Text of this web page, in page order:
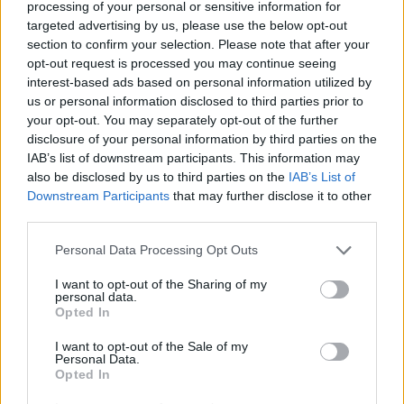
processing of your personal or sensitive information for
targeted advertising by us, please use the below opt-out
section to confirm your selection. Please note that after your
opt-out request is processed you may continue seeing
interest-based ads based on personal information utilized by
us or personal information disclosed to third parties prior to
your opt-out. You may separately opt-out of the further
disclosure of your personal information by third parties on the
IAB’s list of downstream participants. This information may
also be disclosed by us to third parties on the IAB’s List of
Downstream Participants that may further disclose it to other
Personal Data Processing Opt Outs
I want to opt-out of the Sharing of my
personal data.
Opted In
I want to opt-out of the Sale of my
Personal Data.
Opted In
Μύτικα
Οικισμός
Μεγάλης
Άδας
Οικισμός
Ιάμπολης
Οικισμός
Τυχηρού
Καρυδιάς
Οικισμός
Συμβόλων
Η Υπεύθυνη Δήλωση του άρθρου 8, παρ.1 του Ν.1599/86, θα είναι
ως προς το γνήσιο της υπογραφής, στην οποία θα
ότι παρέχουν τη συγκατάθεσή τους ως προς την επεξεργασία
Επιπλέον, στην Υπεύθυνη δήλωση θα πρέπει να περιλαμβάνονται
ελάχιστο τα στοιχεία επικοινωνίας, η ακριβής διεύθυνση κατοικίας
αριθμός, Οικισμός), η κατηγορία αναπηρίας (κώφωση, τύφλωση,
και τα στοιχεία επικοινωνίας των προσωπικών βοηθών ή των
συγγενικών προσώπων. Επίσης θα πρέπει να σημειώνεται το
μέσο που θα απαιτηθεί σε περίπτωση μετακίνησής τους